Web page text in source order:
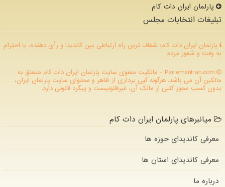
پارلمان ایران دات كام
تبلیغات انتخابات مجلس
پارلمان ایران دات کام؛ شفاف ترین راه ارتباطی بین کاندیدا و رأی دهنده، با احترام
به وقت و شعور مردم
ParlemanIran.com - مالکیت معنوی سایت پارلمان ایران دات كام متعلق به
مالکین آن می باشد. هرگونه کپی برداری از ظاهر و محتوای سایت پارلمان ایران،
بدون کسب مجوز کتبی از مالک آن، غیرقانونیست و پیگرد قانونی دارد.
میانبرهای پارلمان ایران دات کام
معرفی کاندیدای حوزه ها
معرفی کاندیدای استان ها
درباره ما